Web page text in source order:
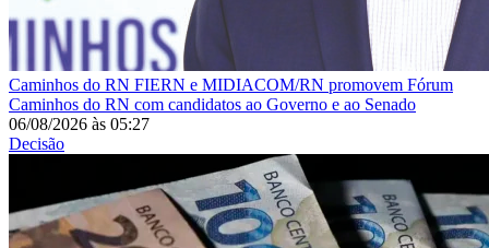
Caminhos do RN FIERN e MIDIACOM/RN promovem Fórum
Caminhos do RN com candidatos ao Governo e ao Senado
06/08/2026 às 05:27
Decisão